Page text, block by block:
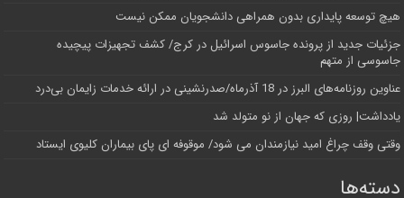
هیچ توسعه پایداری بدون همراهی دانشجویان ممکن نیست
جزئیات جدید از پرونده جاسوس اسرائیل در کرج/‌ کشف تجهیزات پیچیده
جاسوسی از متهم
عناوین روزنامه‌های البرز در ‌18 آذرماه/صدرنشینی در ارائه خدمات زایمان بی‌درد
یادداشت| روزی که جهان از نو متولد شد
وقتی وقف چراغ امید نیازمندان می شود/ موقوفه ای پای بیماران کلیوی ایستاد
دسته‌ها